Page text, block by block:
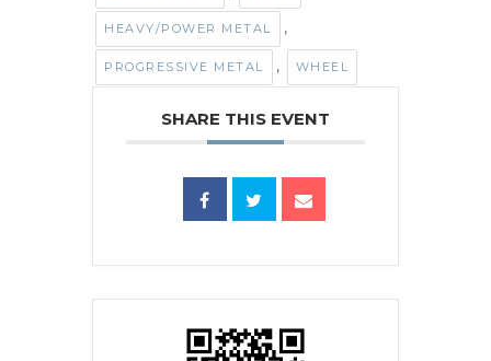
HEAVY/POWER METAL ,
PROGRESSIVE METAL , WHEEL
SHARE THIS EVENT